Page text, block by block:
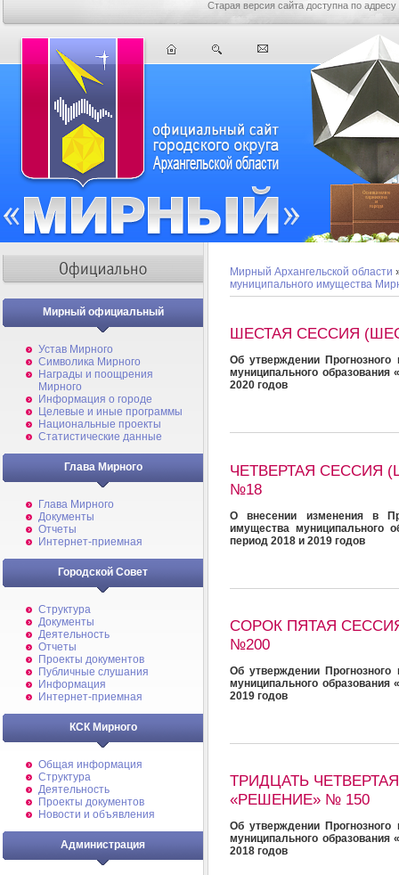
Старая версия сайта доступна по адресу
Мирный официальный
Устав Мирного
Символика Мирного
Награды и поощрения
Мирного
Информация о городе
Целевые и иные программы
Национальные проекты
Статистические данные
Глава Мирного
Глава Мирного
Документы
Отчеты
Интернет-приемная
Городской Совет
Структура
Документы
Деятельность
Отчеты
Проекты документов
Публичные слушания
Информация
Интернет-приемная
КСК Мирного
Общая информация
Структура
Деятельность
Проекты документов
Новости и объявления
Администрация
Мирный Архангельской области
муниципального имущества
ШЕСТАЯ СЕССИЯ
Об утверждении Прогнозного
муниципального
2020 годов
ЧЕТВЕРТАЯ СЕССИЯ
№18
О внесении изменения в
имущества муниципального
период 2018 и 2019 годов
СОРОК ПЯТАЯ
№200
Об утверждении Прогнозного
муниципального
2019 годов
ТРИДЦАТЬ
«РЕШЕНИЕ» № 150
Об утверждении Прогнозного
муниципального
2018 годов